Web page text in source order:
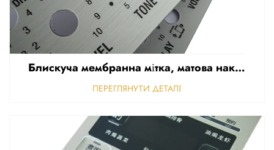
Блискуча мембранна мітка, матова наклейка для передньої панелі керування, рельєфна полікарбонатна графічна накладка
ПЕРЕГЛЯНУТИ ДЕТАЛІ